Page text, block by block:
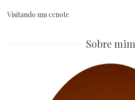
Visitando um cenote
Sobre mim